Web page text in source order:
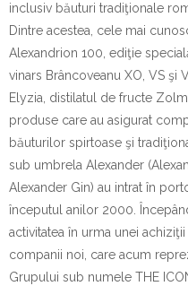
inclusiv băuturi tradiţionale
Dintre acestea, cele mai
Alexandrion 100, ediţie
vinars Brâncoveanu XO, VS şi
Elyzia, distilatul de fructe
produse care au asigurat
băuturilor spirtoase şi
sub umbrela Alexander
Alexander Gin) au intrat în
începutul anilor 2000.
activitatea în urma unei
companii noi, care acum
Grupului sub numele THE